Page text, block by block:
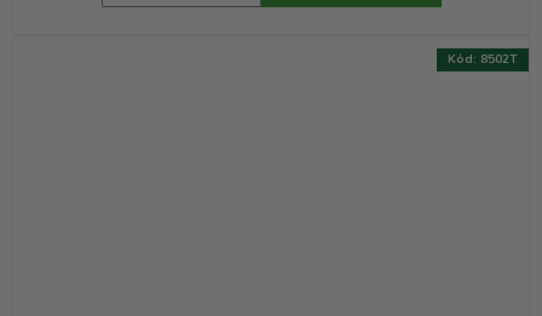
Kód: 8502T